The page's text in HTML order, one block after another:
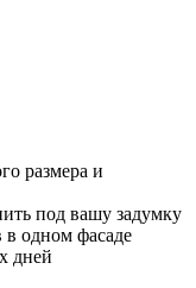
размера и
под вашу задумку
в одном фасаде
дней